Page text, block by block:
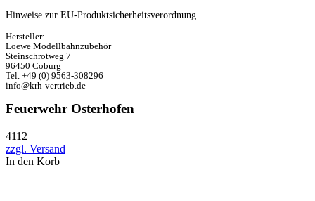
Hinweise zur EU-Produktsicherheitsverordnung.
Hersteller:
Loewe Modellbahnzubehör
Steinschrotweg 7
96450 Coburg
Tel. +49 (0) 9563-308296
info@krh-vertrieb.de
Feuerwehr Osterhofen
4112
zzgl. Versand
In den Korb